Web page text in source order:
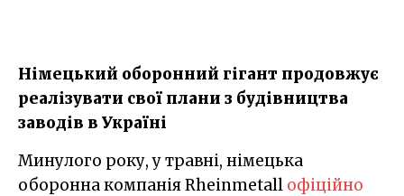
Німецький оборонний гігант продовжує
реалізувати свої плани з будівництва
заводів в Україні
Минулого року, у травні, німецька
оборонна компанія Rheinmetall офіційно